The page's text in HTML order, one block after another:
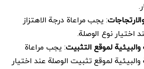
: يجب مراعاة درجة الاهتزاز
اختيار نوع الوصلة.
لموقع التثبيت: يجب مراعاة
لموقع تثبيت الوصلة عند اختيار